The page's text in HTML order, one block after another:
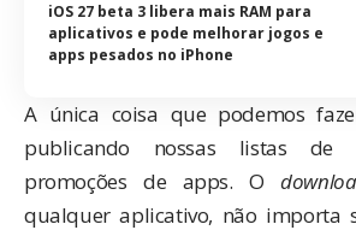
iOS 27 beta 3 libera mais RAM para
aplicativos e pode melhorar jogos e
apps pesados no iPhone
A única coisa que podemos
publicando nossas listas de
promoções de apps. O
qualquer aplicativo, não importa